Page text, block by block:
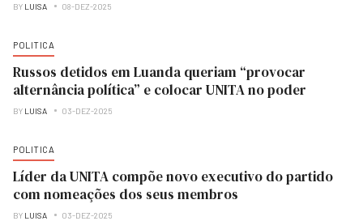
BY LUISA 08-DEZ-2025
POLITICA
Russos detidos em Luanda queriam “provocar
alternância política” e colocar UNITA no poder
BY LUISA 03-DEZ-2025
POLITICA
Líder da UNITA compõe novo executivo do partido
com nomeações dos seus membros
BY LUISA 03-DEZ-2025